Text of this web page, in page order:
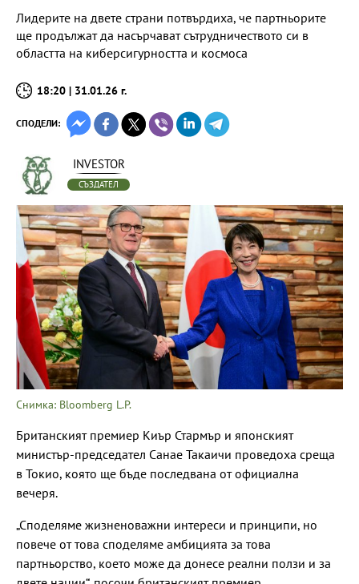
Лидерите на двете страни потвърдиха, че партньорите
ще продължат да насърчават сътрудничеството си в
областта на киберсигурността и космоса
18:20 | 31.01.26 г.
СПОДЕЛИ:
INVESTOR
СЪЗДАТЕЛ
Снимка: Bloomberg L.P.
Британският премиер Киър Стармър и японският
министър-председател Санае Такаичи проведоха среща
в Токио, която ще бъде последвана от официална
вечеря.
„Споделяме жизненоважни интереси и принципи, но
повече от това споделяме амбицията за това
партньорство, което може да донесе реални ползи и за